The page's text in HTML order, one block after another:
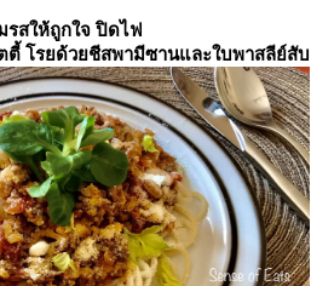
รสให้ถูกใจ ปิดไฟ
ตี้ โรยด้วยชีสพามีซานและใบพาสลีย์สับ